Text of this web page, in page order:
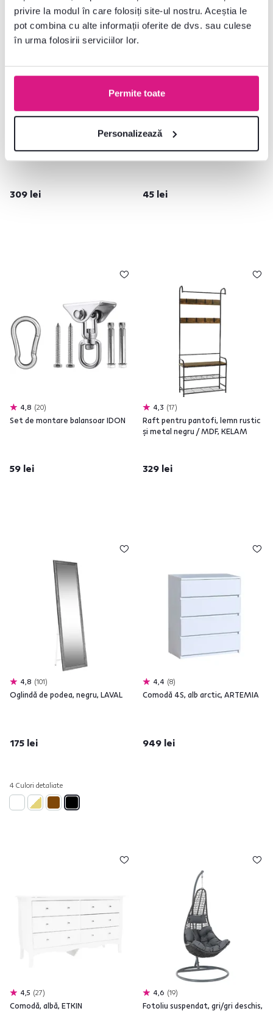
privire la modul în care folosiți site-ul nostru. Aceștia le
pot combina cu alte informații oferite de dvs. sau culese
în urma folosirii serviciilor lor.
Permite toate
Personalizează
309 lei
4,8 10
45 lei
4,8 20
Set de montare balansoar IDON
59 lei
4,3 17
Raft pentru pantofi, lemn rustic
şi metal negru / MDF, KELAM
329 lei
4,8 101
Oglindă de podea, negru, LAVAL
175 lei
4 Culori detaliate
4,4 8
Comodă 4S, alb arctic, ARTEMIA
949 lei
4,5 27
Comodă, albă, ETKIN
4,6 19
Fotoliu suspendat, gri/gri deschis,